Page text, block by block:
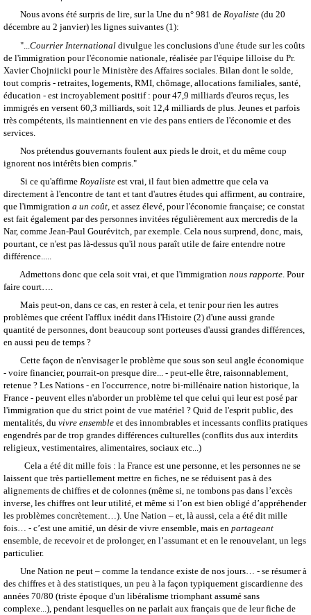
Nous avons été surpris de lire, sur la Une du n° 981 de Royaliste (du 20
décembre au 2 janvier) les lignes suivantes (1):
"... Courrier International divulgue les conclusions d'une étude sur les coûts
de l'immigration pour l'économie nationale, réalisée par l'équipe lilloise du Pr.
Xavier Chojniicki pour le Ministère des Affaires sociales. Bilan dont le solde,
tout compris - retraites, logements, RMI, chômage, allocations familiales, santé,
éducation - est incroyablement positif : pour 47,9 milliards d'euros reçus, les
immigrés en versent 60,3 milliards, soit 12,4 milliards de plus. Jeunes et parfois
très compétents, ils maintiennent en vie des pans entiers de l'économie et des
services.
Nos prétendus gouvernants foulent aux pieds le droit, et du même coup
ignorent nos intérêts bien compris."
Si ce qu'affirme Royaliste est vrai, il faut bien admettre que cela va
directement à l'encontre de tant et tant d'autres études qui affirment, au contraire,
que l'immigration a un coût , et assez élevé, pour l'économie française; ce constat
est fait également par des personnes invitées régulièrement aux mercredis de la
Nar, comme Jean-Paul Gourévitch, par exemple. Cela nous surprend, donc, mais,
pourtant, ce n'est pas là-dessus qu'il nous paraît utile de faire entendre notre
différence.....
Admettons donc que cela soit vrai, et que l'immigration nous rapporte . Pour
faire court….
Mais peut-on, dans ce cas, en rester à cela, et tenir pour rien les autres
problèmes que créent l'afflux inédit dans l'Histoire (2) d'une aussi grande
quantité de personnes, dont beaucoup sont porteuses d'aussi grandes différences,
en aussi peu de temps ?
Cette façon de n'envisager le problème que sous son seul angle économique
- voire financier, pourrait-on presque dire... - peut-elle être, raisonnablement,
retenue ? Les Nations - en l'occurrence, notre bi-millénaire nation historique, la
France - peuvent elles n'aborder un problème tel que celui qui leur est posé par
l'immigration que du strict point de vue matériel ? Quid de l'esprit public, des
mentalités, du vivre ensemble et des innombrables et incessants conflits pratiques
engendrés par de trop grandes différences culturelles (conflits dus aux interdits
religieux, vestimentaires, alimentaires, sociaux etc...)
Cela a été dit mille fois : la France est une personne, et les personnes ne se
laissent que très partiellement mettre en fiches, ne se réduisent pas à des
alignements de chiffres et de colonnes (même si, ne tombons pas dans l’excès
inverse, les chiffres ont leur utilité, et même si l’on est bien obligé d’appréhender
les problèmes concrètement…). Une Nation – et, là aussi, cela a été dit mille
fois… - c’est une amitié, un désir de vivre ensemble, mais en partageant
ensemble, de recevoir et de prolonger, en l’assumant et en le renouvelant, un legs
particulier.
Une Nation ne peut – comme la tendance existe de nos jours… - se résumer à
des chiffres et à des statistiques, un peu à la façon typiquement giscardienne des
années 70/80 (triste époque d'un libéralisme triomphant assumé sans
complexe...), pendant lesquelles on ne parlait aux français que de leur fiche de